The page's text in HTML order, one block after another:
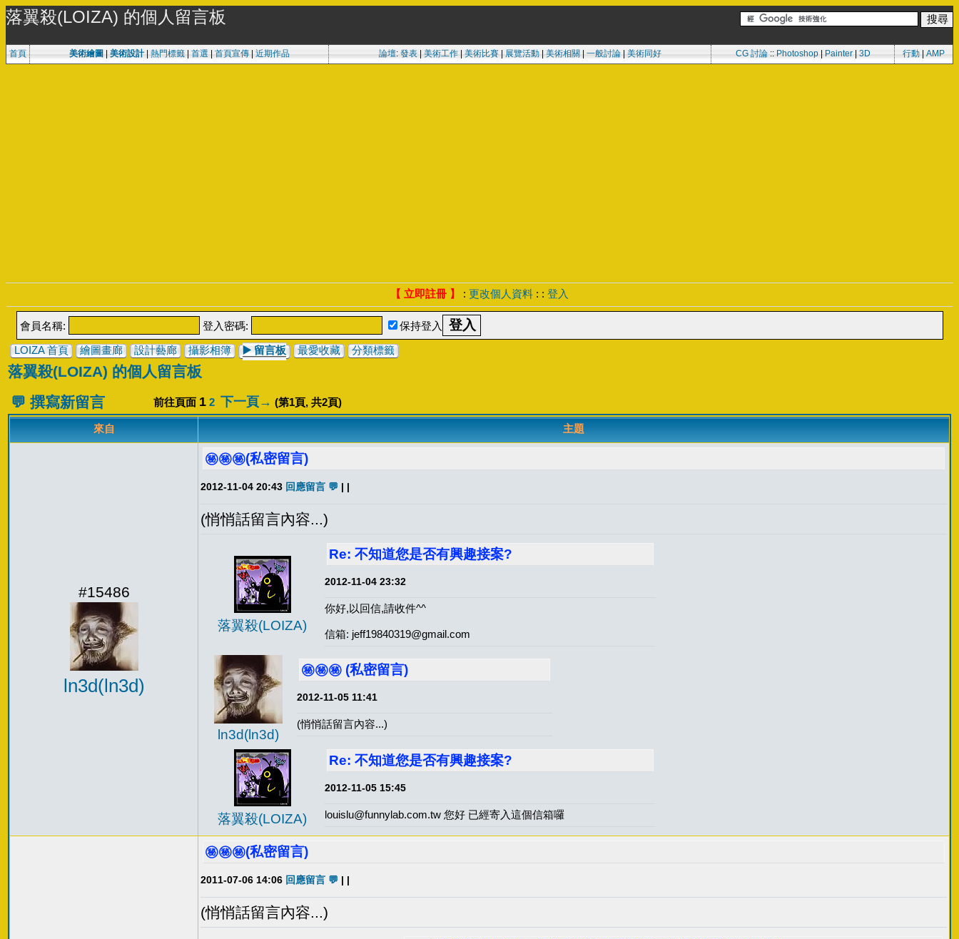
落翼殺(LOIZA) 的個人留言板
首頁 美術繪圖 美術設計| 熱門標籤| 首選 首頁宣傳| 近期作品 論壇: 發表| 美術工作| 美術比賽| 展覽活動| 美術相關 一般討論| 美術同好 CG 討論:: Photoshop| Painter| 3D 行動 AMP
【 立即註冊 】 : 更改個人資料 : : 登入
會員名稱: 登入密碼:
保持登入
LOIZA 首頁
繪圖畫廊 設計藝廊 攝影相簿 ▶️ 留言板 最愛收藏 分類標籤
落翼殺(LOIZA) 的個人留言板
💬 撰寫新留言
前往頁面 1 2 下一頁→ (第1頁, 共2頁)
來自 主題
#15486
ln3d(ln3d)
㊙️㊙️㊙️(私密留言)
2012-11-04 20:43 回應留言 💬 | |
(悄悄話留言內容...)
落翼殺(LOIZA)
Re: 不知道您是否有興趣接案?
2012-11-04 23:32
你好,以回信,請收件^^
信箱: jeff19840319@gmail.com
ln3d(ln3d)
㊙️㊙️㊙️ (私密留言)
2012-11-05 11:41
(悄悄話留言內容...)
落翼殺(LOIZA)
Re: 不知道您是否有興趣接案?
2012-11-05 15:45
louislu@funnylab.com.tw 您好 已經寄入這個信箱囉
㊙️㊙️㊙️(私密留言)
2011-07-06 14:06 回應留言 💬 | |
(悄悄話留言內容...)